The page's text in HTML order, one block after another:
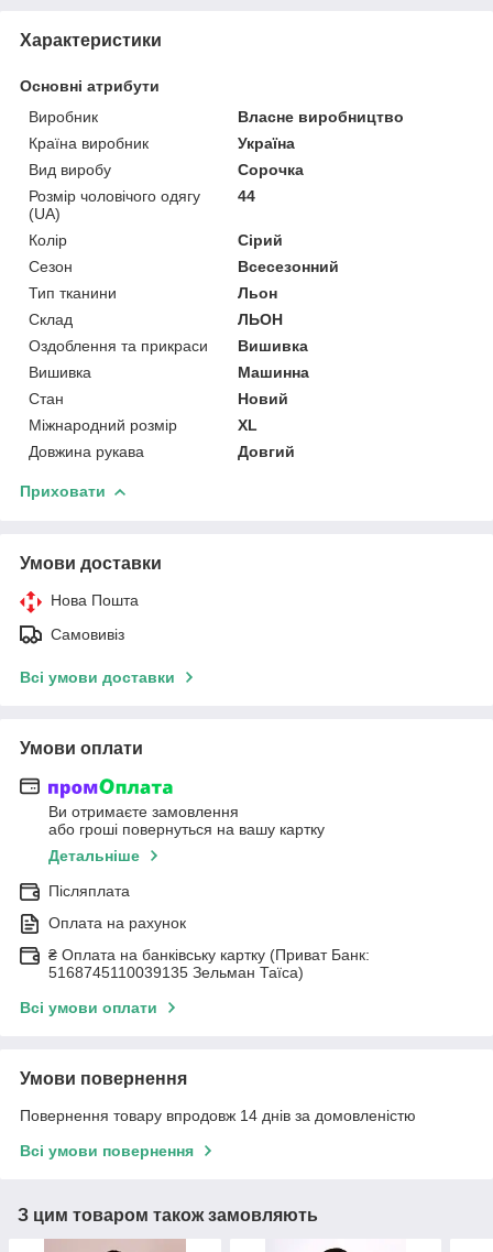
Характеристики
Основні атрибути
Виробник
Власне виробництво
Країна виробник
Україна
Вид виробу
Сорочка
Розмір чоловічого одягу
(UA)
44
Колір
Сірий
Сезон
Всесезонний
Тип тканини
Льон
Склад
ЛЬОН
Оздоблення та прикраси
Вишивка
Вишивка
Машинна
Стан
Новий
Міжнародний розмір
XL
Довжина рукава
Довгий
Приховати
Умови доставки
Нова Пошта
Самовивіз
Всі умови доставки
Умови оплати
Ви отримаєте замовлення
або гроші повернуться на вашу картку
Детальніше
Післяплата
Оплата на рахунок
₴ Оплата на банківську картку (Приват Банк:
5168745110039135 Зельман Таїса)
Всі умови оплати
Умови повернення
Повернення товару впродовж 14 днів за домовленістю
Всі умови повернення
З цим товаром також замовляють